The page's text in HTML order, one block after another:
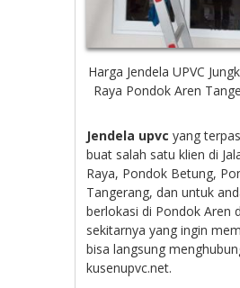
Harga Jendela UPVC
Raya Pondok Aren
Jendela upvc yang
buat salah satu klien di
Raya, Pondok Betung,
Tangerang, dan untuk
berlokasi di Pondok Aren
sekitarnya yang ingin
bisa langsung
kusenupvc.net.